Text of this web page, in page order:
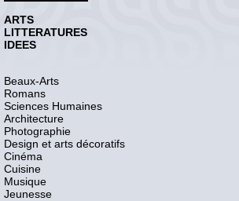
ARTS
LITTERATURES
IDEES
Beaux-Arts
Romans
Sciences Humaines
Architecture
Photographie
Design et arts décoratifs
Cinéma
Cuisine
Musique
Jeunesse